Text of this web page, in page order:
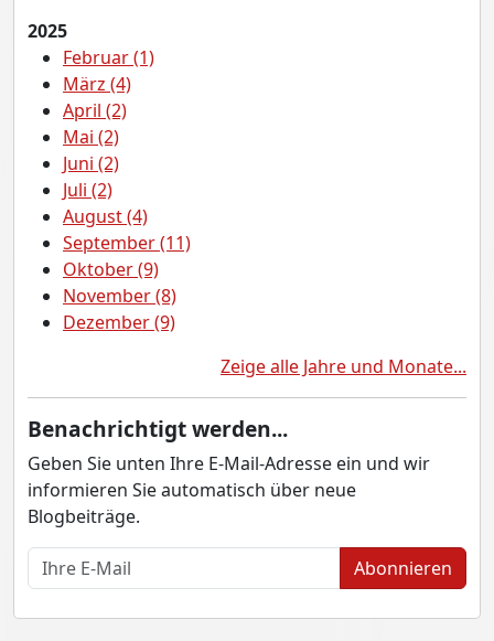
2025
Februar (1)
März (4)
April (2)
Mai (2)
Juni (2)
Juli (2)
August (4)
September (11)
Oktober (9)
November (8)
Dezember (9)
Zeige alle Jahre und Monate...
Benachrichtigt werden...
Geben Sie unten Ihre E-Mail-Adresse ein und wir
informieren Sie automatisch über neue
Blogbeiträge.
Abonnieren